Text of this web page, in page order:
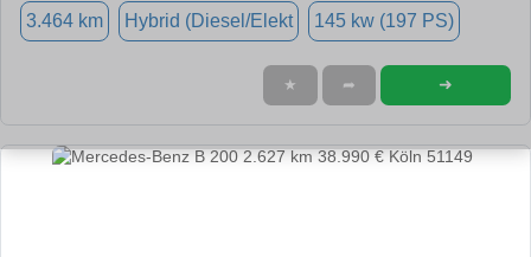
3.464 km Hybrid (Diesel/Elekt 145 kw (197 PS)
★ ➦ ➜